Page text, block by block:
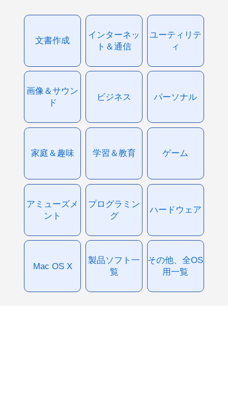
文書作成
インターネッ
ト＆通信
ユーティリテ
ィ
画像＆サウン
ド
ビジネス パーソナル
家庭＆趣味 学習＆教育 ゲーム
アミューズメ
ント
プログラミン
グ
ハードウェア
Mac OS X
製品ソフト一
覧
その他、全OS
用一覧